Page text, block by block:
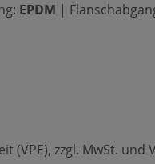
EPDM |
(VPE), zzgl. MwSt. und